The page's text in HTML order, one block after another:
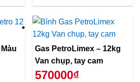
Gas PetroLimex – 12kg
Van chụp, tay cam
570000₫